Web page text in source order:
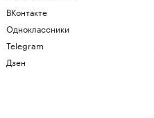
ВКонтакте
Одноклассники
Telegram
Дзен